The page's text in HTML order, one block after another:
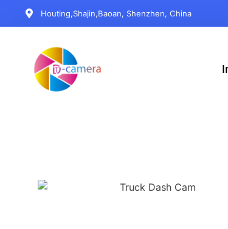
Houting,Shajin,Baoan, Shenzhen, China